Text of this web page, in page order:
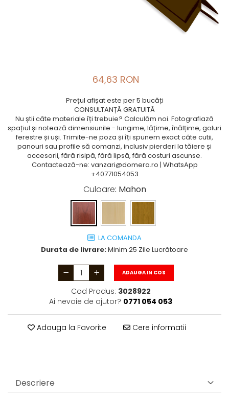
64,63 RON
Prețul afișat este per 5 bucăți
CONSULTANȚĂ GRATUITĂ
Nu știi câte materiale îți trebuie? Calculăm noi. Fotografiază
spațiul și notează dimensiunile - lungime, lățime, înălțime, goluri
ferestre și uși. Trimite-ne poza și îți spunem exact câte cutii,
panouri sau profile să comanzi, inclusiv pierderi la tăiere și
accesorii, fără risipă, fără lipsă, fără costuri ascunse.
Contactează-ne: vanzari@domera.ro | WhatsApp
+40771054053
Culoare: Mahon
LA COMANDA
Durata de livrare:Minim 25 Zile Lucrătoare
ADAUGA IN COS
Cod Produs: 3028922
Ai nevoie de ajutor? 0771 054 053
Adauga la Favorite Cere informatii
Descriere